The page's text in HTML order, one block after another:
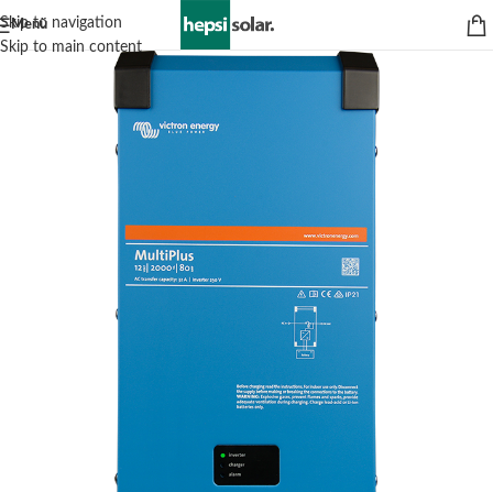
Skip to navigation
Skip to main content
Menü